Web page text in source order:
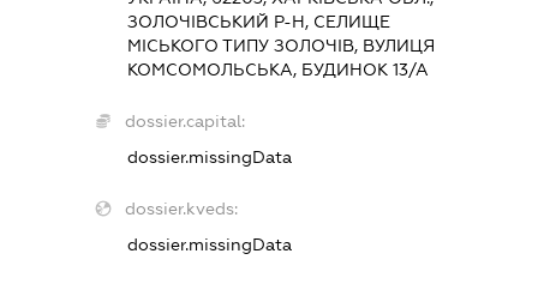
ЗОЛОЧІВСЬКИЙ Р-Н, СЕЛИЩЕ
МІСЬКОГО ТИПУ ЗОЛОЧІВ, ВУЛИЦЯ
КОМСОМОЛЬСЬКА, БУДИНОК 13/А
dossier.capital:
dossier.missingData
dossier.kveds:
dossier.missingData